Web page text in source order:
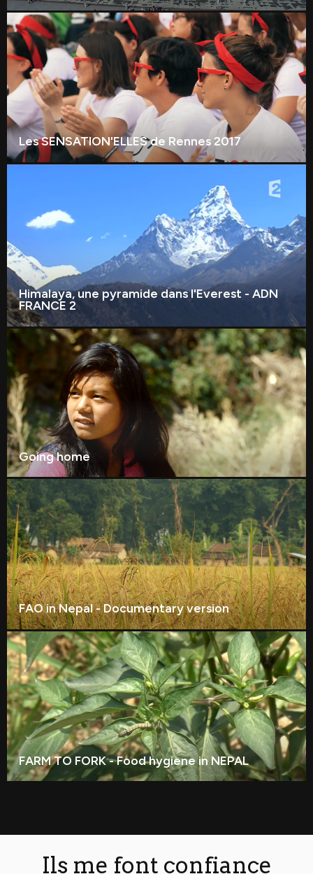
Les SENSATION'ELLES de Rennes 2017
Himalaya, une pyramide dans l'Everest - ADN
FRANCE 2
Going home
FAO in Nepal - Documentary version
FARM TO FORK - Food hygiene in NEPAL
Ils me font confiance